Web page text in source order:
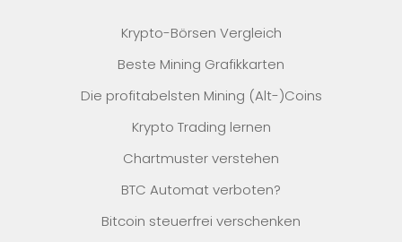
Krypto-Börsen Vergleich
Beste Mining Grafikkarten
Die profitabelsten Mining (Alt-)Coins
Krypto Trading lernen
Chartmuster verstehen
BTC Automat verboten?
Bitcoin steuerfrei verschenken